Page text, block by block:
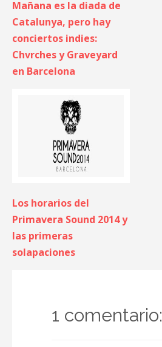
Mañana es la diada de
Catalunya, pero hay
conciertos indies:
Chvrches y Graveyard
en Barcelona
Los horarios del
Primavera Sound 2014 y
las primeras
solapaciones
1 comentario: